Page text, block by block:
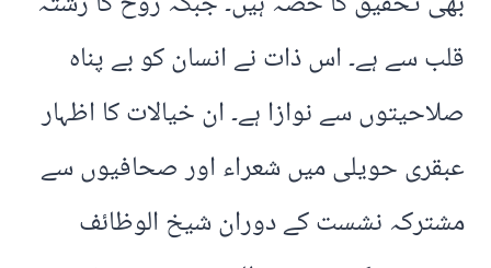
قلب سے ہے۔ اس ذات نے انسان کو بے پناہ
صلاحیتوں سے نوازا ہے۔ ان خیالات کا اظہار
عبقری حویلی میں شعراء اور صحافیوں سے
مشترکہ نشست کے دوران شیخ الوظائف